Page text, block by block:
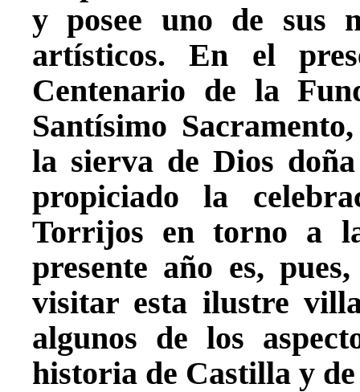
y posee uno de sus
artísticos. En el
Centenario de la
Santísimo
la sierva de Dios
propiciado la
Torrijos en torno a
presente año es,
visitar esta ilustre
algunos de los
historia de Castilla y